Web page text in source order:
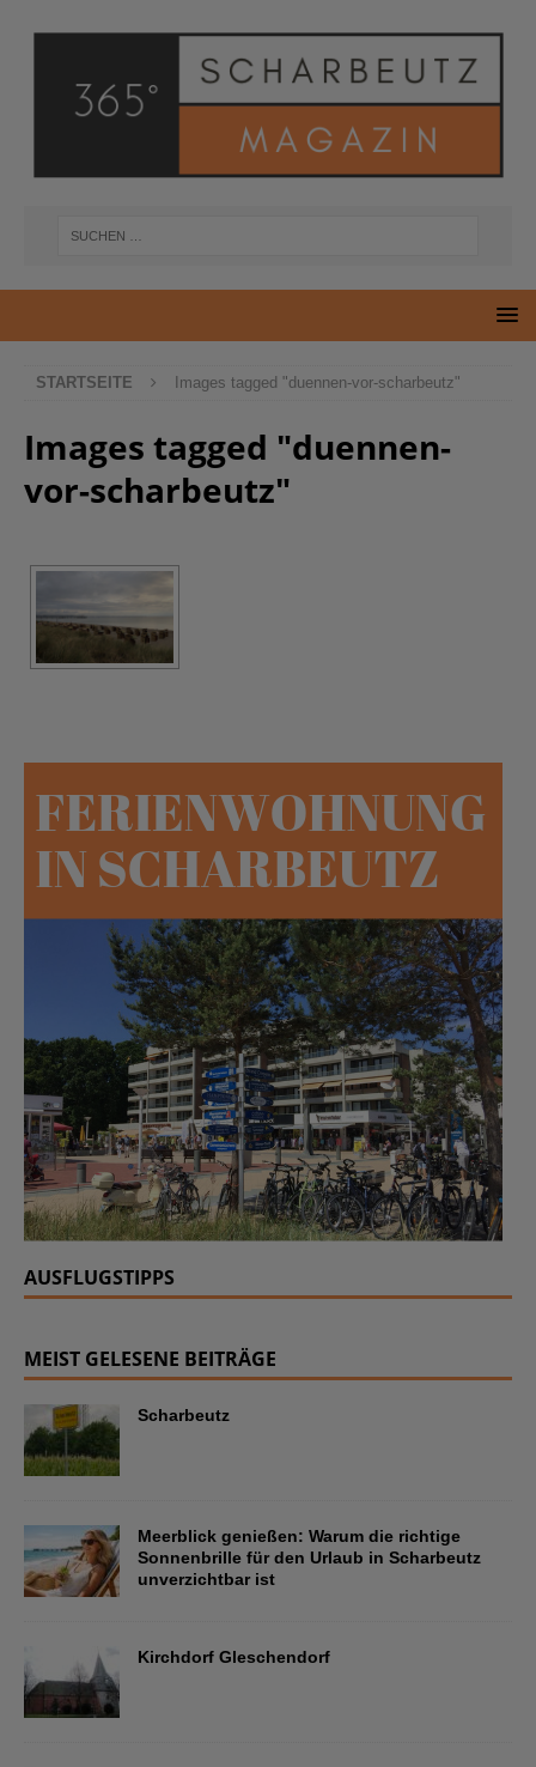
STARTSEITE Images tagged "duennen-vor-scharbeutz"
Images tagged "duennen-
vor-scharbeutz"
AUSFLUGSTIPPS
MEIST GELESENE BEITRÄGE
Scharbeutz
Meerblick genießen: Warum die richtige
Sonnenbrille für den Urlaub in Scharbeutz
unverzichtbar ist
Kirchdorf Gleschendorf